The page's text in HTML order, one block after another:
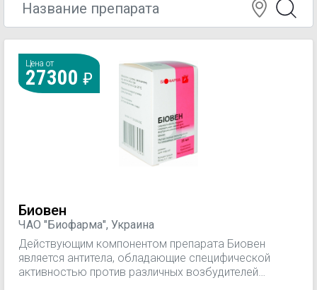
Цена от
27300
Биовен
ЧАО "Биофарма", Украина
Действующим компонентом препарата Биовен
является антитела, обладающие специфической
активностью против различных возбудителей